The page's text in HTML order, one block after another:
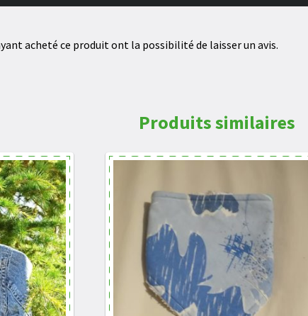
acheté ce produit ont la possibilité de laisser un avis.
Produits similaires